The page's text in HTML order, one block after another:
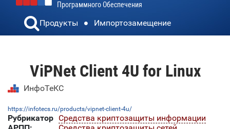
Программного Обеспечения
Продукты Импортозамещение
ViPNet Client 4U for Linux
ИнфоТеКС
https://infotecs.ru/products/vipnet-client-4u/
Рубрикатор Средства криптозащиты информации